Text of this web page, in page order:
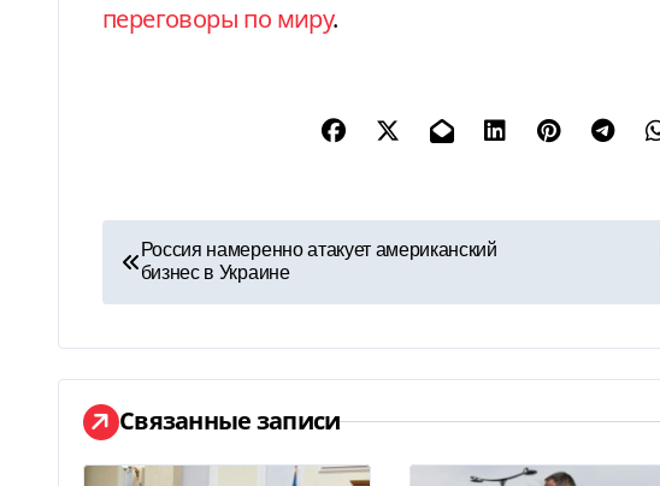
переговоры по миру.
Н
а
в
и
г
Россия намеренно атакует американский
бизнес в Украине
Связанные записи